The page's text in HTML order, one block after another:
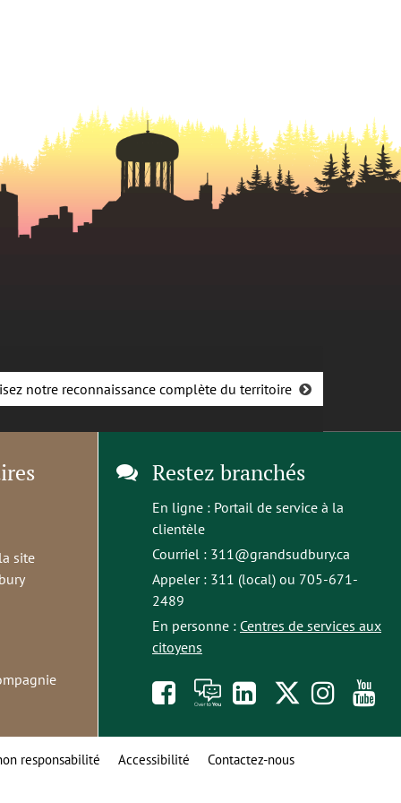
notre reconnaissance complète du territoire
site
Restez branchés
En ligne : Portail de service à la
clientèle
Courriel : 311@grandsudbury.ca
Appeler : 311 (local) ou 705-671-
2489
En personne : Centres de services aux
citoyens
Like
us
on
À
toi
la
opens
in
a
Follow
us us
responsabilité Accessibilité
Contactez-nous